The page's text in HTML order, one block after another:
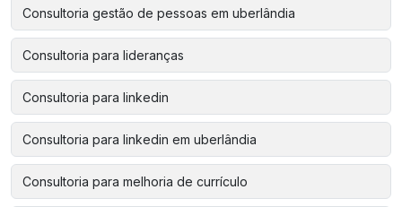
Consultoria gestão de pessoas em uberlândia
Consultoria para lideranças
Consultoria para linkedin
Consultoria para linkedin em uberlândia
Consultoria para melhoria de currículo